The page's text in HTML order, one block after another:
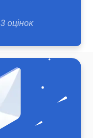
3 оцінок